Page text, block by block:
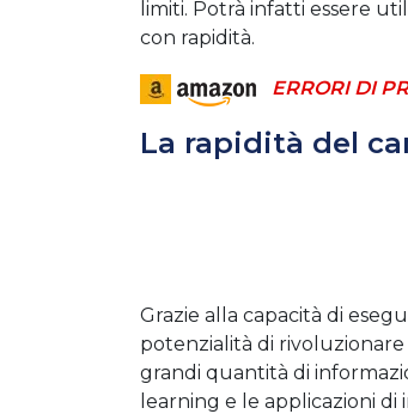
limiti. Potrà infatti essere
con rapidità.
ERRORI DI
La rapidità del
Grazie alla capacità di
potenzialità di
grandi quantità di
learning e le applicazioni